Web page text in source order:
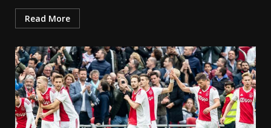
Read More